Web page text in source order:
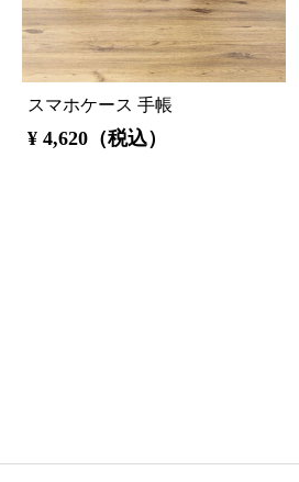
スマホケース 手帳
¥ 4,620（税込）